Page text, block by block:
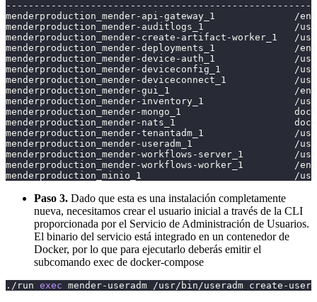
menderproduction_mender-api-gateway_1
menderproduction_mender-auditlogs_1
menderproduction_mender-create-artifact-
menderproduction_mender-
menderproduction_mender-device-auth_1
menderproduction_mender-
menderproduction_mender-
menderproduction_mender-gui_1
menderproduction_mender-inventory_1
menderproduction_mender-mongo_1
menderproduction_mender-nats_1
menderproduction_mender-tenantadm_1
menderproduction_mender-useradm_1
menderproduction_mender-workflows-
menderproduction_mender-
menderproduction_minio_1                           /
Paso 3. Dado que esta es una instalación completamente
nueva, necesitamos crear el usuario inicial a través de la CLI
proporcionada por el Servicio de Administración de Usuarios.
El binario del servicio está integrado en un contenedor de
Docker, por lo que para ejecutarlo deberás emitir el
subcomando exec de docker-compose
./run exec mender-useradm /usr/bin/useradm create-user